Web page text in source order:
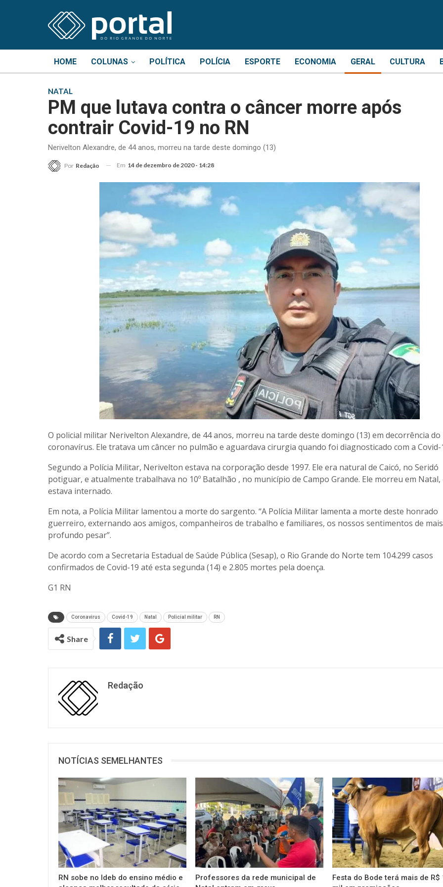
HOME COLUNAS POLÍTICA POLÍCIA ESPORTE ECONOMIA GERAL CULTURA
NATAL
PM que lutava contra o câncer morre após
contrair Covid-19 no RN
Nerivelton Alexandre, de 44 anos, morreu na tarde deste domingo (13)
Por Redação Em 14 de dezembro de 2020 - 14:28
O policial militar Nerivelton Alexandre, de 44 anos, morreu na tarde deste domingo (13) em decorrência do
coronavírus. Ele tratava um câncer no pulmão e aguardava cirurgia quando foi diagnosticado com a Covid-
Segundo a Polícia Militar, Nerivelton estava na corporação desde 1997. Ele era natural de Caicó, no Seridó
potiguar, e atualmente trabalhava no 10º Batalhão , no município de Campo Grande. Ele morreu em Natal,
estava internado.
Em nota, a Polícia Militar lamentou a morte do sargento. “A Polícia Militar lamenta a morte deste honrado
guerreiro, externando aos amigos, companheiros de trabalho e familiares, os nossos sentimentos de mais
profundo pesar”.
De acordo com a Secretaria Estadual de Saúde Pública (Sesap), o Rio Grande do Norte tem 104.299 casos
confirmados de Covid-19 até esta segunda (14) e 2.805 mortes pela doença.
G1 RN
Coronavirus Covid-19 Natal Policial militar RN
Share
Redação
NOTÍCIAS SEMELHANTES
RN sobe no Ideb do ensino médio e
Professores da rede municipal de
Festa do Bode terá mais de R$